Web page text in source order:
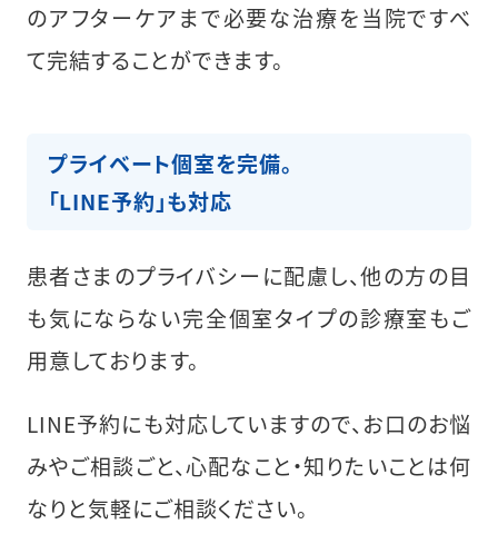
のアフターケアまで必要な治療を当院ですべ
て完結することができます。
プライベート個室を完備。
「LINE予約」も対応
患者さまのプライバシーに配慮し、他の方の目
も気にならない完全個室タイプの診療室もご
用意しております。
LINE予約にも対応していますので、お口のお悩
みやご相談ごと、心配なこと・知りたいことは何
なりと気軽にご相談ください。